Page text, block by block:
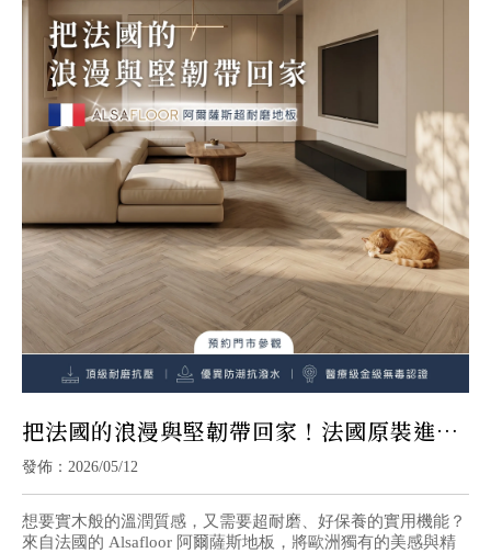
把法國的浪漫與堅韌帶回家！法國原裝進口
Alsafloor 阿爾薩斯超耐磨地板
發佈：2026/05/12
想要實木般的溫潤質感，又需要超耐磨、好保養的實用機能？
來自法國的 Alsafloor 阿爾薩斯地板，將歐洲獨有的美感與精